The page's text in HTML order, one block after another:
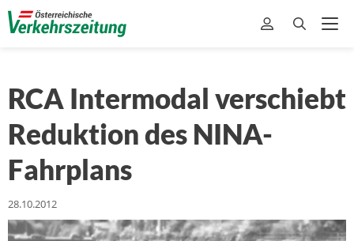
RCA Intermodal verschiebt
Reduktion des NINA-
Fahrplans
28.10.2012